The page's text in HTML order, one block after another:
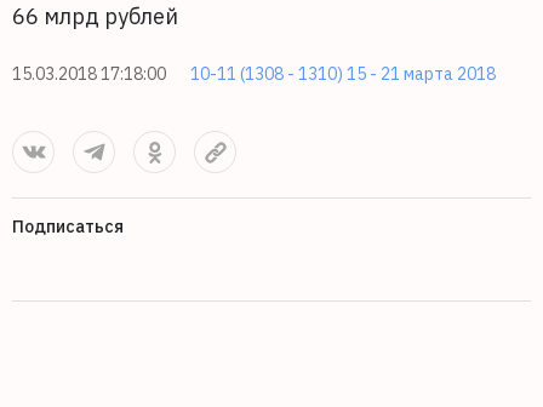
66 млрд рублей
15.03.2018 17:18:00 10-11 (1308 - 1310) 15 - 21 марта 2018
Подписаться